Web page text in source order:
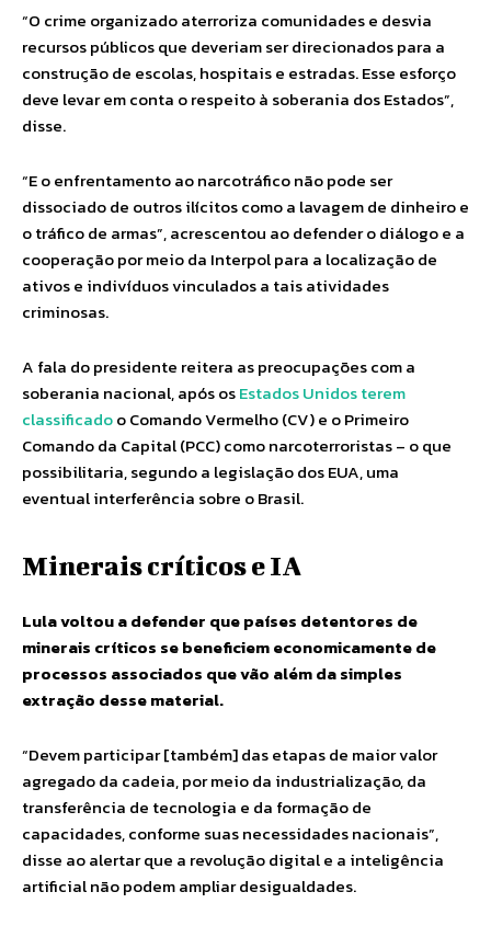
“O crime organizado aterroriza comunidades e desvia
recursos públicos que deveriam ser direcionados para a
construção de escolas, hospitais e estradas. Esse esforço
deve levar em conta o respeito à soberania dos Estados”,
disse.
“E o enfrentamento ao narcotráfico não pode ser
dissociado de outros ilícitos como a lavagem de dinheiro e
o tráfico de armas”, acrescentou ao defender o diálogo e a
cooperação por meio da Interpol para a localização de
ativos e indivíduos vinculados a tais atividades
criminosas.
A fala do presidente reitera as preocupações com a
soberania nacional, após osEstados Unidos terem
classificadoo Comando Vermelho (CV) e o Primeiro
Comando da Capital (PCC) como narcoterroristas – o que
possibilitaria, segundo a legislação dos EUA, uma
eventual interferência sobre o Brasil.
Minerais críticos e IA
Lula voltou a defender que países detentores de
minerais críticos se beneficiem economicamente de
processos associados que vão além da simples
extração desse material.
“Devem participar [também] das etapas de maior valor
agregado da cadeia, por meio da industrialização, da
transferência de tecnologia e da formação de
capacidades, conforme suas necessidades nacionais”,
disse ao alertar que a revolução digital e a inteligência
artificial não podem ampliar desigualdades.